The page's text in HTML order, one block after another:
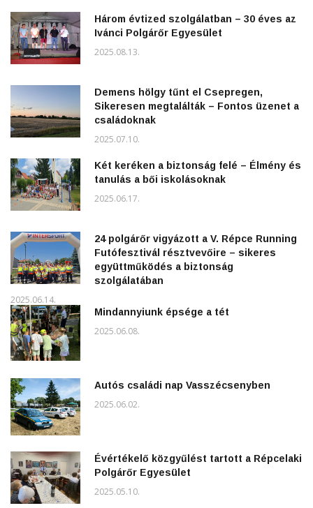
Három évtized szolgálatban – 30 éves az
Ivánci Polgárőr Egyesület
2025.08.13.
Demens hölgy tűnt el Csepregen,
Sikeresen megtalálták – Fontos üzenet a
családoknak
2025.07.10.
Két keréken a biztonság felé – Élmény és
tanulás a bői iskolásoknak
2025.06.17.
24 polgárőr vigyázott a V. Répce Running
Futófesztivál résztvevőire – sikeres
együttműködés a biztonság
szolgálatában
2025.06.14.
Mindannyiunk épsége a tét
2025.06.08.
Autós családi nap Vasszécsenyben
2025.06.02.
Évértékelő közgyűlést tartott a Répcelaki
Polgárőr Egyesület
2025.05.10.